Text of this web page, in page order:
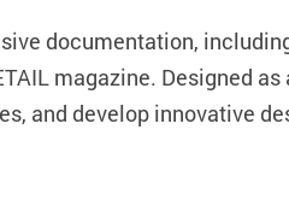
documentation,
magazine. Designed as
and develop innovative